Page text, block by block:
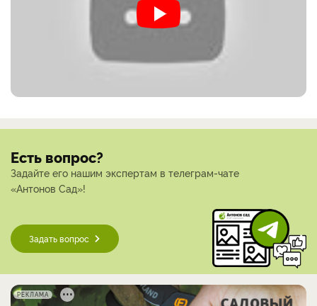
Есть вопрос?
Задайте его нашим экспертам в телеграм-чате
«Антонов Сад»!
Задать вопрос
РЕКЛАМА